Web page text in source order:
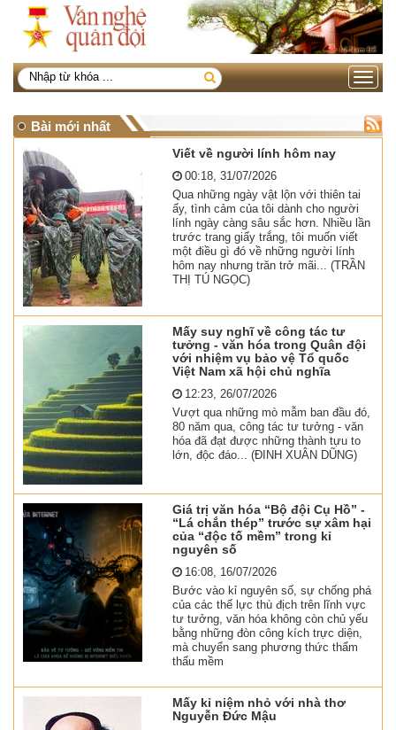
Toggle
Bài mới nhất
Viết về người lính hôm nay
00:18, 31/07/2026
Qua những ngày vật lộn với thiên tai
ấy, tình cảm của tôi dành cho người
lính ngày càng sâu sắc hơn. Nhiều lần
trước trang giấy trắng, tôi muốn viết
một điều gì đó về những người lính
hôm nay nhưng trăn trở mãi... (TRẦN
THỊ TÚ NGỌC)
Mấy suy nghĩ về công tác tư
tưởng - văn hóa trong Quân đội
với nhiệm vụ bảo vệ Tổ quốc
Việt Nam xã hội chủ nghĩa
12:23, 26/07/2026
Vượt qua những mò mẫm ban đầu đó,
80 năm qua, công tác tư tưởng - văn
hóa đã đạt được những thành tựu to
lớn, độc đáo... (ĐINH XUÂN DŨNG)
Giá trị văn hóa “Bộ đội Cụ Hồ” -
“Lá chắn thép” trước sự xâm hại
của “độc tố mềm” trong kỉ
nguyên số
16:08, 16/07/2026
Bước vào kỉ nguyên số, sự chống phá
của các thế lực thù địch trên lĩnh vực
tư tưởng, văn hóa không còn chủ yếu
bằng những đòn công kích trực diện,
mà chuyển sang phương thức thẩm
thấu mềm
Mấy kỉ niệm nhỏ với nhà thơ
Nguyễn Đức Mậu